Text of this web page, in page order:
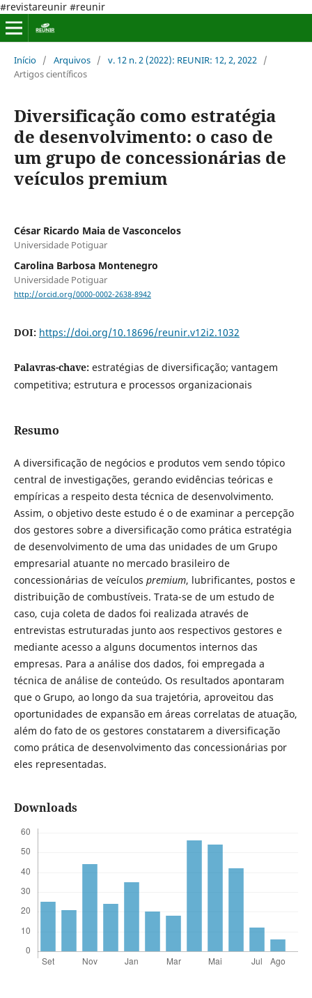
#revistareunir #reunir
Início / Arquivos / v. 12 n. 2 (2022): REUNIR: 12, 2, 2022 /
Artigos científicos
Diversificação como estratégia
de desenvolvimento: o caso de
um grupo de concessionárias de
veículos premium
César Ricardo Maia de Vasconcelos
Universidade Potiguar
Carolina Barbosa Montenegro
Universidade Potiguar
http://orcid.org/0000-0002-2638-8942
DOI: https://doi.org/10.18696/reunir.v12i2.1032
Palavras-chave: estratégias de diversificação; vantagem
competitiva; estrutura e processos organizacionais
Resumo
A diversificação de negócios e produtos vem sendo tópico
central de investigações, gerando evidências teóricas e
empíricas a respeito desta técnica de desenvolvimento.
Assim, o objetivo deste estudo é o de examinar a percepção
dos gestores sobre a diversificação como prática estratégia
de desenvolvimento de uma das unidades de um Grupo
empresarial atuante no mercado brasileiro de
concessionárias de veículos premium, lubrificantes, postos e
distribuição de combustíveis. Trata-se de um estudo de
caso, cuja coleta de dados foi realizada através de
entrevistas estruturadas junto aos respectivos gestores e
mediante acesso a alguns documentos internos das
empresas. Para a análise dos dados, foi empregada a
técnica de análise de conteúdo. Os resultados apontaram
que o Grupo, ao longo da sua trajetória, aproveitou das
oportunidades de expansão em áreas correlatas de atuação,
além do fato de os gestores constatarem a diversificação
como prática de desenvolvimento das concessionárias por
eles representadas.
Downloads